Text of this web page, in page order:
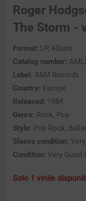
Roger
The Storm -
Format: LP, Album
Catalog number:
Label: A&M Records
Country: Europe
Released: 1984
Genre: Rock, Pop
Style: Pop Rock,
Sleeve condition:
Condition: Very Good
Solo 1 vinile